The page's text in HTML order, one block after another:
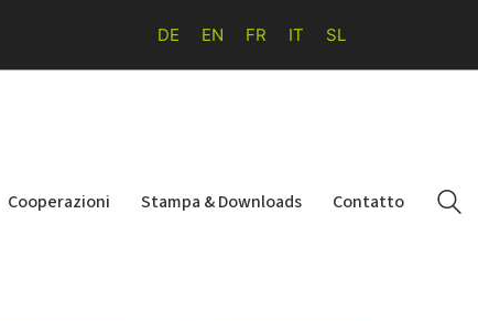
DE EN FR IT SL
Cooperazioni Stampa & Downloads Contatto